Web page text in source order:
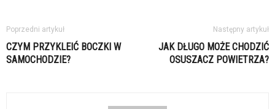
Poprzedni artykuł
CZYM PRZYKLEIĆ BOCZKI W
SAMOCHODZIE?
Następny artykuł
JAK DŁUGO MOŻE CHODZIĆ
OSUSZACZ POWIETRZA?